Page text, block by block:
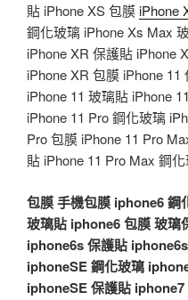
貼 iPhone XS 包膜iPhone
鋼化玻璃 iPhone Xs Max
iPhone XR 保護貼 iPhone
iPhone XR 包膜 iPhone
iPhone 11 玻璃貼 iPhone
iPhone 11 Pro 鋼化玻璃
Pro 包膜 iPhone 11 Pro
貼 iPhone 11 Pro Max 鋼
包膜手機包膜 iphone6 鋼
玻璃貼 iphone6 包膜玻璃
iphone6s 保護貼
iphoneSE 鋼化玻璃
iphoneSE 保護貼 iphone7